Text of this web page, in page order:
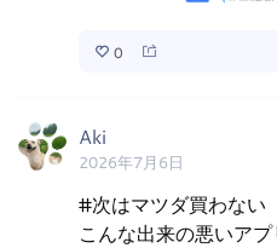
0
Aki
2026年7月6日
#次はマツダ買わない
こんな出来の悪いア